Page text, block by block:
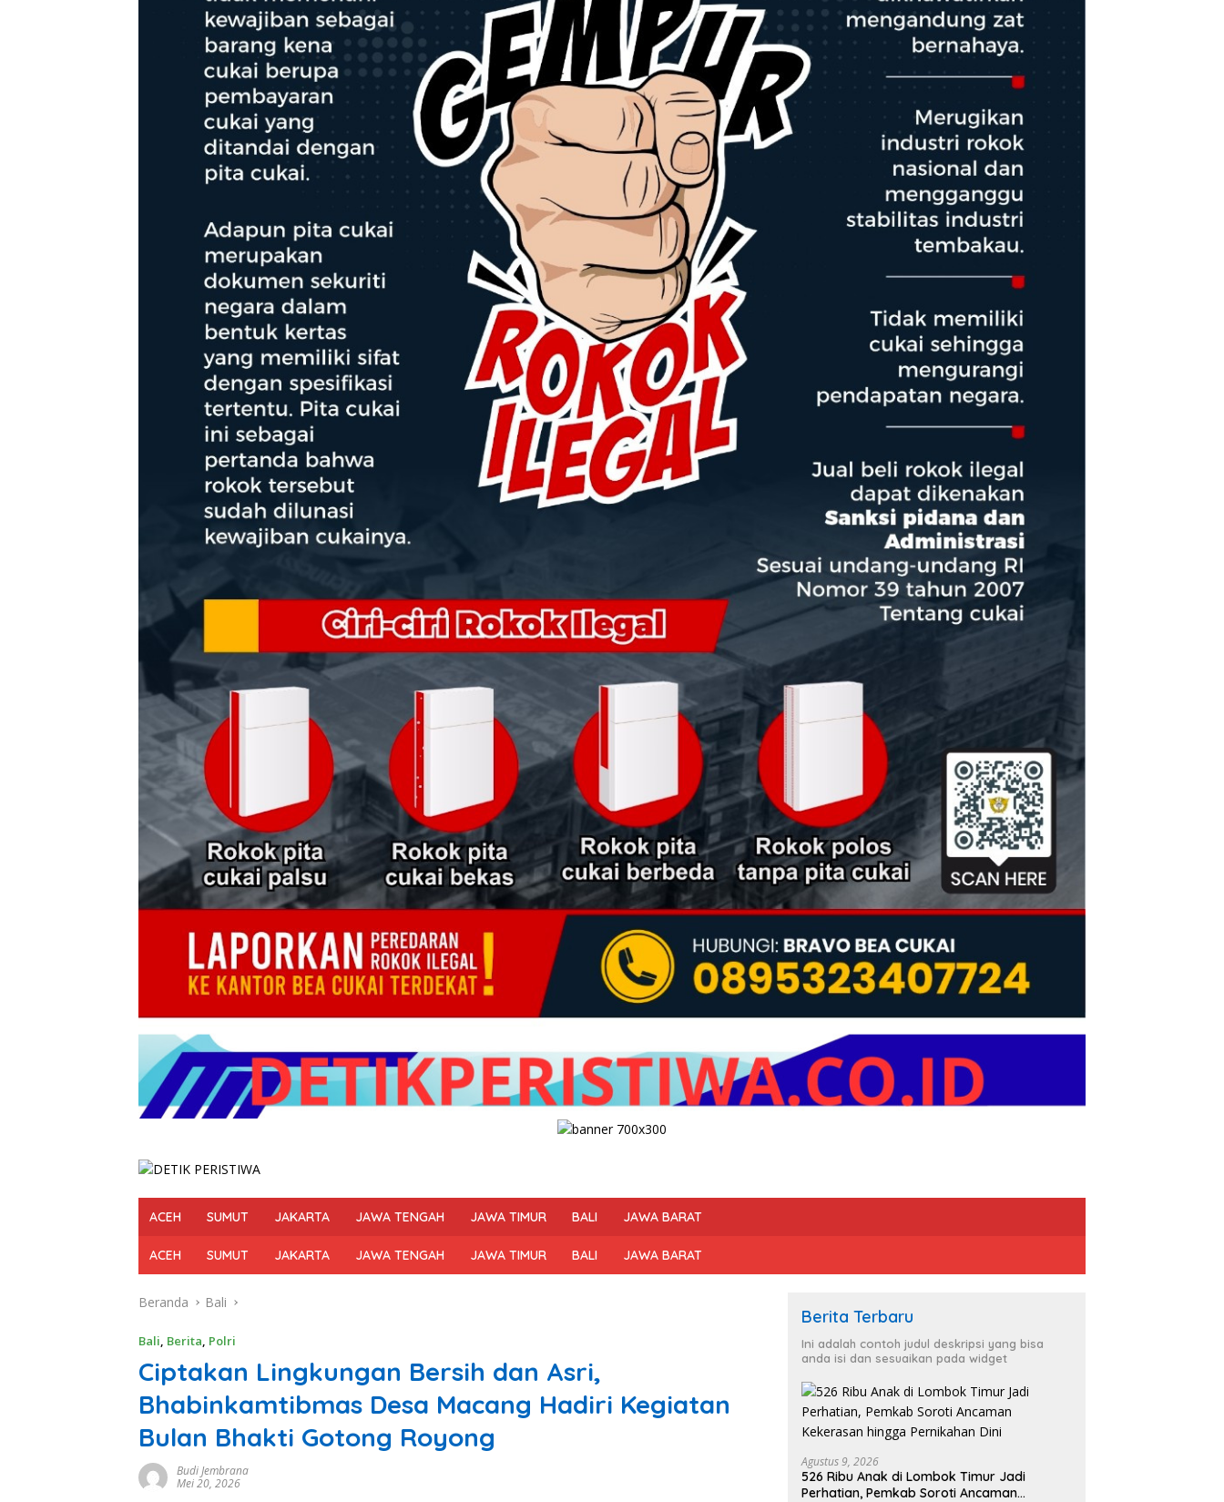
ACEH SUMUT JAKARTA JAWA TENGAH JAWA TIMUR BALI JAWA BARAT
ACEH SUMUT JAKARTA JAWA TENGAH JAWA TIMUR BALI JAWA BARAT
Beranda Bali
Bali, Berita, Polri
Ciptakan Lingkungan Bersih dan Asri,
Bhabinkamtibmas Desa Macang Hadiri Kegiatan
Bulan Bhakti Gotong Royong
Budi Jembrana
Mei 20, 2026
Berita Terbaru
Ini adalah contoh judul deskripsi yang bisa
anda isi dan sesuaikan pada widget
Agustus 9, 2026
526 Ribu Anak di Lombok Timur Jadi
Perhatian, Pemkab Soroti Ancaman